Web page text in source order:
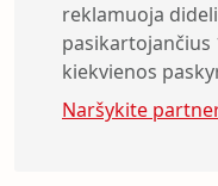
reklamuoja
pasikartojančius
kiekvienos
Naršykite